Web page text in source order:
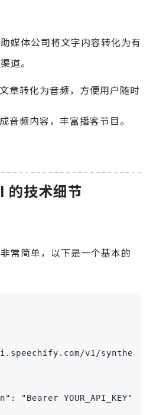
媒体公司将文字内容转化为有
道。
章转化为音频，方便用户随时
音频内容，丰富播客节目。
技术细节
常简单，以下是一个基本的
v1/
"Bearer YOUR_API_KEY",